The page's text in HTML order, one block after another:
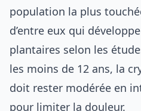
population la plus
d’entre eux qui
plantaires selon les
les moins de 12 ans, la
doit rester modérée en
pour limiter la douleur.